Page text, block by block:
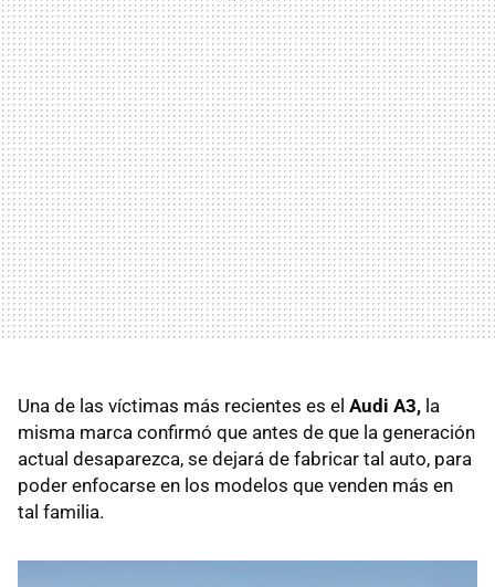
Una de las víctimas más recientes es el Audi A3, la
misma marca confirmó que antes de que la generación
actual desaparezca, se dejará de fabricar tal auto, para
poder enfocarse en los modelos que venden más en
tal familia.